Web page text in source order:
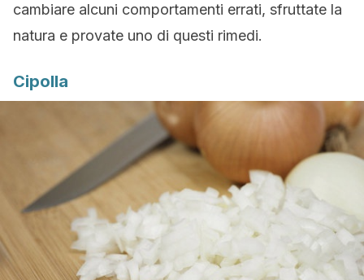
cambiare alcuni comportamenti errati, sfruttate la
natura e provate uno di questi rimedi.
Cipolla